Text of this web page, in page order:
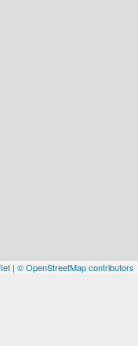
| © OpenStreetMap contributors